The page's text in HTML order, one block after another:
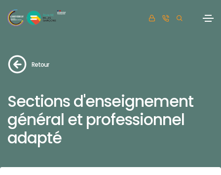
Retour
Sections d'enseignement
général et professionnel
adapté